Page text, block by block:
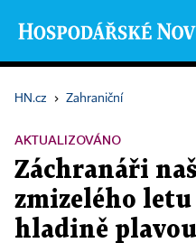
HN.cz › Zahraniční
AKTUALIZOVÁNO
Záchranáři
zmizelého letu
hladině